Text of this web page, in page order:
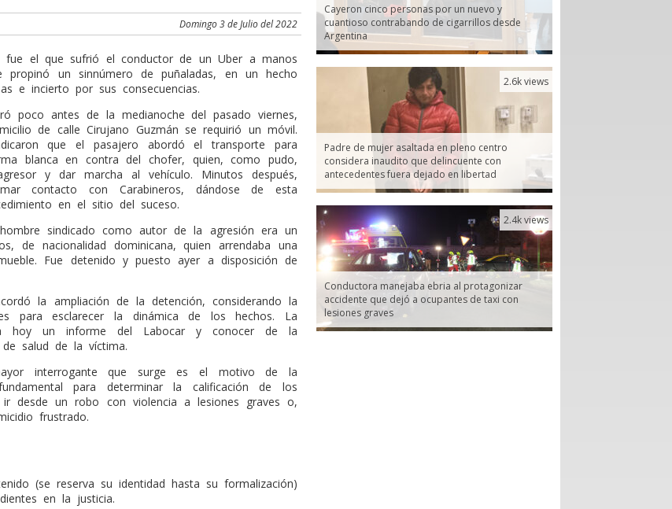
Domingo 3 de Julio del 2022
fue el que sufrió el conductor de un Uber a manos
un sinnúmero de puñaladas, en un hecho
e incierto por sus consecuencias.
poco antes de la medianoche del pasado viernes,
de calle Cirujano Guzmán se requirió un móvil.
que el pasajero abordó el transporte para
blanca en contra del chofer, quien, como pudo,
y dar marcha al vehículo. Minutos después,
contacto con Carabineros, dándose de esta
en el sitio del suceso.
sindicado como autor de la agresión era un
de nacionalidad dominicana, quien arrendaba una
Fue detenido y puesto ayer a disposición de
la ampliación de la detención, considerando la
para esclarecer la dinámica de los hechos. La
hoy un informe del Labocar y conocer de la
salud de la víctima.
interrogante que surge es el motivo de la
para determinar la calificación de los
ir desde un robo con violencia a lesiones graves o,
frustrado.
(se reserva su identidad hasta su formalización)
en la justicia.
Cayeron cinco personas por un nuevo y
cuantioso contrabando de cigarrillos desde
Argentina
Padre de mujer asaltada en pleno centro
considera inaudito que delincuente con
antecedentes fuera dejado en libertad
2.6k views
Conductora manejaba ebria al protagonizar
accidente que dejó a ocupantes de taxi con
lesiones graves
2.4k views